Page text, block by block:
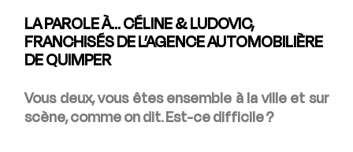
LA PAROLE À… CÉLINE & LUDOVIC,
FRANCHISÉS DE L’AGENCE AUTOMOBILIÈRE
DE QUIMPER
Vous deux, vous êtes ensemble à la ville et sur
scène, comme on dit. Est-ce difficile ?